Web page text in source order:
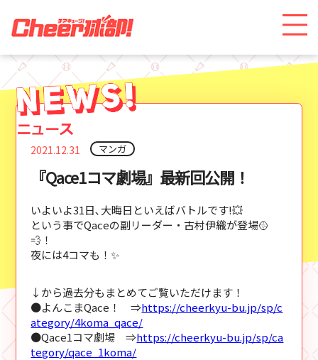
2021.12.31 マンガ
『Qace1コマ劇場』最新回公開！
いよいよ31日､大晦日といえばバトルです!💥
という事でQaceの副リーダー・古村伊織が登場🥎
💨！
夜には4コマも！✨
↓から過去分もまとめてご覧いただけます！
●よんこまQace！ ⇒https://cheerkyu-bu.jp/sp/c
ategory/4koma_qace/
●Qace1コマ劇場 ⇒https://cheerkyu-bu.jp/sp/ca
tegory/qace_1koma/